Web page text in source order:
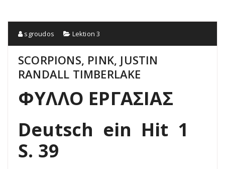
sgroudos Lektion 3
SCORPIONS, PINK, JUSTIN
RANDALL TIMBERLAKE
ΦΥΛΛΟ ΕΡΓΑΣΙΑΣ
Deutsch ein Hit 1
S. 39